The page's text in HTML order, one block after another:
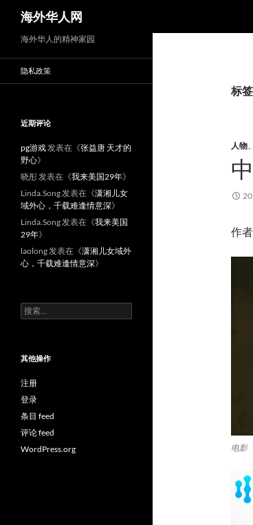
海外华人网
标
人物、
作
电影
海外华人的精神家园
隐私政策
近期评论
pg游戏发表在《张益唐 天才的
野心》
晓彤发表在《我来美国29年》
Linda.Song发表在《潇湘儿女
域外心，千载难逢情意深》
Linda.Song发表在《我来美国
29年》
laolong发表在《潇湘儿女域外
心，千载难逢情意深》
搜
索：
其他操作
注册
登录
条目 feed
评论 feed
WordPress.org